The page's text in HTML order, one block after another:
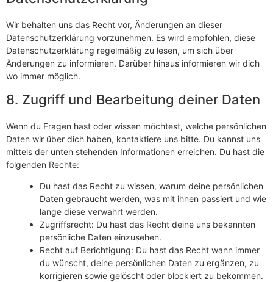
Wir behalten uns das Recht vor, Änderungen an dieser
Datenschutzerklärung vorzunehmen. Es wird empfohlen, diese
Datenschutzerklärung regelmäßig zu lesen, um sich über
Änderungen zu informieren. Darüber hinaus informieren wir dich
wo immer möglich.
8. Zugriff und Bearbeitung deiner Daten
Wenn du Fragen hast oder wissen möchtest, welche persönlichen
Daten wir über dich haben, kontaktiere uns bitte. Du kannst uns
mittels der unten stehenden Informationen erreichen. Du hast die
folgenden Rechte:
Du hast das Recht zu wissen, warum deine persönlichen
Daten gebraucht werden, was mit ihnen passiert und wie
lange diese verwahrt werden.
Zugriffsrecht: Du hast das Recht deine uns bekannten
persönliche Daten einzusehen.
Recht auf Berichtigung: Du hast das Recht wann immer
du wünscht, deine persönlichen Daten zu ergänzen, zu
korrigieren sowie gelöscht oder blockiert zu bekommen.